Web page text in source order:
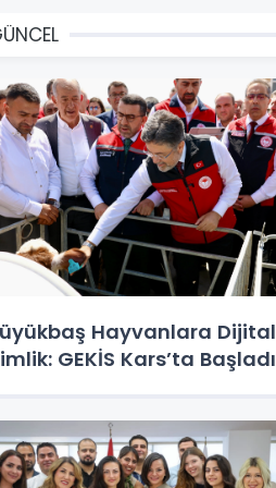
Hayvanlara Dijital
GEKİS Kars’ta Başladı